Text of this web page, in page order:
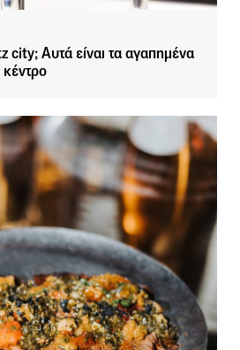
city; Αυτά είναι τα αγαπημένα